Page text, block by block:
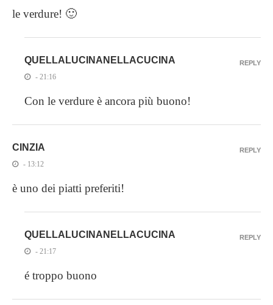
le verdure! 🙂
QUELLALUCINANELLACUCINA
- 21:16
Con le verdure è ancora più buono!
REPLY
CINZIA
- 13:12
è uno dei piatti preferiti!
REPLY
QUELLALUCINANELLACUCINA
- 21:17
é troppo buono
REPLY